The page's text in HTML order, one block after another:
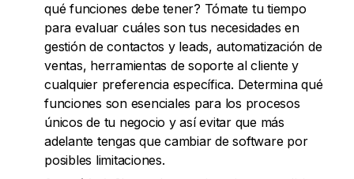
qué funciones debe tener? Tómate tu tiempo
para evaluar cuáles son tus necesidades en
gestión de contactos y leads, automatización de
ventas, herramientas de soporte al cliente y
cualquier preferencia específica. Determina qué
funciones son esenciales para los procesos
únicos de tu negocio y así evitar que más
adelante tengas que cambiar de software por
posibles limitaciones.